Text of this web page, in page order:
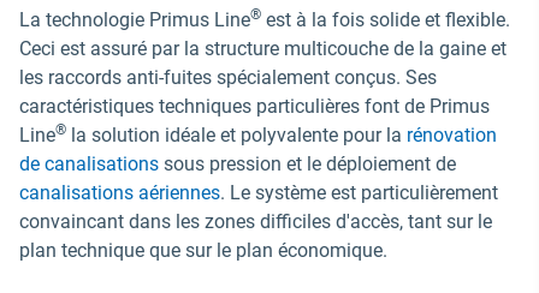
La technologie Primus Line® est à la fois solide et flexible.
Ceci est assuré par la structure multicouche de la gaine et
les raccords anti-fuites spécialement conçus. Ses
caractéristiques techniques particulières font de Primus
Line® la solution idéale et polyvalente pour la rénovation
de canalisations sous pression et le déploiement de
canalisations aériennes. Le système est particulièrement
convaincant dans les zones difficiles d'accès, tant sur le
plan technique que sur le plan économique.